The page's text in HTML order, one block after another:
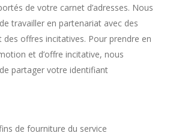
de votre carnet d’adresses. Nous
travailler en partenariat avec des
offres incitatives. Pour prendre en
et d’offre incitative, nous
partager votre identifiant
de fourniture du service